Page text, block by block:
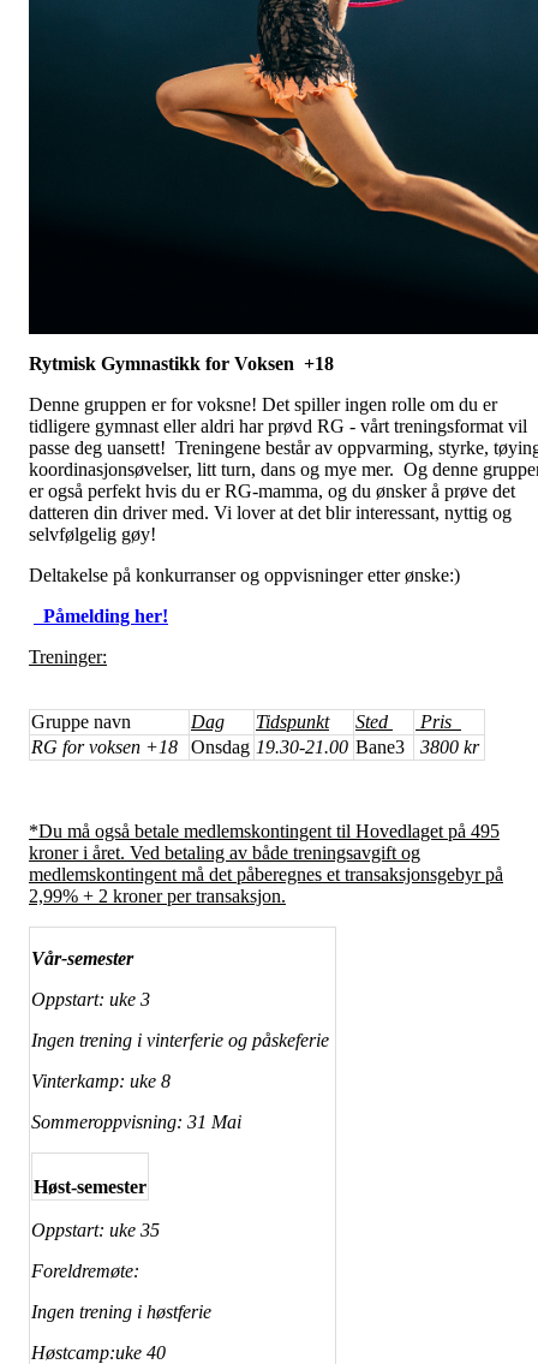
Rytmisk Gymnastikk for Voksen +18
Denne gruppen er for voksne! Det spiller ingen rolle om du er
tidligere gymnast eller aldri har prøvd RG - vårt treningsformat vil
passe deg uansett! Treningene består av oppvarming, styrke,
koordinasjonsøvelser, litt turn, dans og mye mer. Og denne
er også perfekt hvis du er RG-mamma, og du ønsker å prøve det
datteren din driver med. Vi lover at det blir interessant, nyttig og
selvfølgelig gøy!
Deltakelse på konkurranser og oppvisninger etter ønske:)
Påmelding her!
Treninger:
Gruppe navn Dag Tidspunkt Sted
Pris
RG for voksen +18
Onsdag 19.30-21.00 Bane3 3800 kr
*Du må også betale medlemskontingent til Hovedlaget på 495
kroner i året. Ved betaling av både treningsavgift og
medlemskontingent må det påberegnes et transaksjonsgebyr på
2,99% + 2 kroner per transaksjon.
Vår-semester
Oppstart: uke 3
Ingen trening i vinterferie og påskeferie
Vinterkamp: uke 8
Sommeroppvisning: 31 Mai
Høst-semester
Oppstart: uke 35
Foreldremøte:
Ingen trening i høstferie
Høstcamp:uke 40